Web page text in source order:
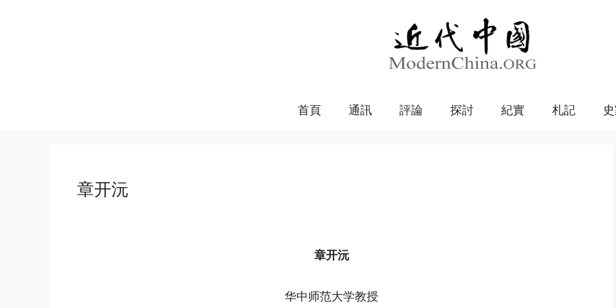
首頁 通訊 評論 探討 紀實 札記
章开沅
章开沅
华中师范大学教授